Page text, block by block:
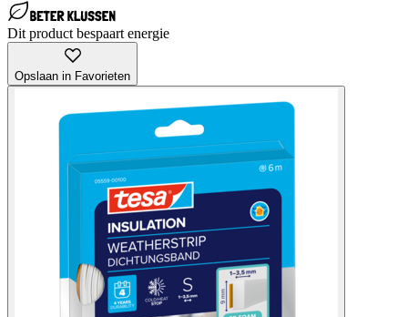
Dit product bespaart energie
Opslaan in Favorieten